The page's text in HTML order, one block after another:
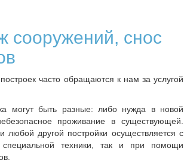
сооружений, снос
часто обращаются к нам за услугой
могут быть разные: либо нужда в новой
проживание в существующей.
любой другой постройки осуществляется с
техники, так и при помощи